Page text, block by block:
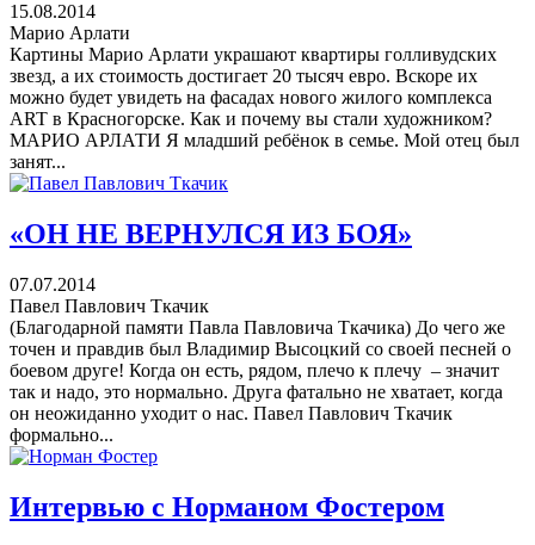
15.08.2014
Марио Арлати
Картины Марио Арлати украшают квартиры голливудских
звезд, а их стоимость достигает 20 тысяч евро. Вскоре их
можно будет увидеть на фасадах нового жилого комплекса
ART в Красногорске. Как и почему вы стали художником?
МАРИО АРЛАТИ Я младший ребёнок в семье. Мой отец был
занят...
«ОН НЕ ВЕРНУЛСЯ ИЗ БОЯ»
07.07.2014
Павел Павлович Ткачик
(Благодарной памяти Павла Павловича Ткачика) До чего же
точен и правдив был Владимир Высоцкий со своей песней о
боевом друге! Когда он есть, рядом, плечо к плечу – значит
так и надо, это нормально. Друга фатально не хватает, когда
он неожиданно уходит о нас. Павел Павлович Ткачик
формально...
Интервью с Норманом Фостером